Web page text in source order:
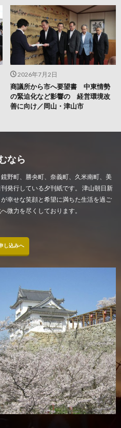
2026年7月2日
商議所から市へ要望書 中東情勢
の緊迫化など影響の 経営環境改
善に向け／岡山・津山市
なら
野町、勝央町、奈義町、久米南町、美
発行している夕刊紙です。 津山朝日新
幸せな笑顔と希望に満ちた生活を過ご
微力を尽くしております。
し込みへ